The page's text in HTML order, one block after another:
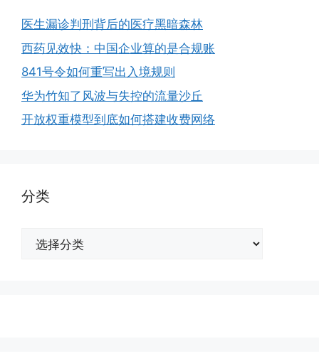
医生漏诊判刑背后的医疗黑暗森林
西药见效快：中国企业算的是合规账
841号令如何重写出入境规则
华为竹知了风波与失控的流量沙丘
开放权重模型到底如何搭建收费网络
分类